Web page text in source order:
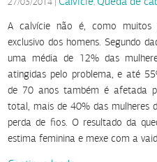
A calvície não é, como muitos
exclusivo dos homens. Segundo
uma média de 12% das
atingidas pelo problema, e até
de 70 anos também é afetada
total, mais de 40% das mulheres
perda de fios. O resultado da
estima feminina e mexe com a